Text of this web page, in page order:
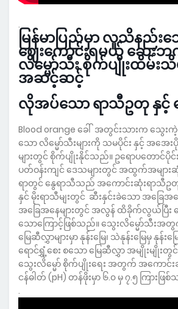
.
မြန်မာပြည်မှာ လူသိနည်း
ဈေးကောင်းရမယ့် ဆေး
လိမ္မော်သီး စိုက်ပျိုးထိမ်းသိ
အဆင့်ဆင့်
လိုအပ်သော ရာသီဥတု နှင့်
Blood orange ခေါ် အတွင်းသားက သွေး
သော လိမ္မော်သီးများကို သမပိုင်း နှင့် အအေ
များတွင် စိုက်ပျိုးနိုင်သည်။ ဥရောပတောင်ပို
ပတ်ဝန်းကျင် ဒေသများတွင် အထွက်အများ
ရာတွင် နွေရာသီသည် အကောင်းဆုံးရာသီဥတု
နှင် မိုးရာသီမျးတွင် ဆီးနှင်းခဲသော အခြေအ
အခြေအနေများတွင် အလွန် ထိခိုက်လွယ်ပြီး ရ
သောကြောင့်ဖြစ်သည်။ သွေးလိမ္မော်သီးအ
မြေဆီလွှာများမှာ နုန်းမြေ၊ သဲနုန်းမြေမှ နုန်း
ရောင်ရွှံ့စေး စသော မြေဆီလွှာ အမျိုးမျိုး
သွေးလိမ္မော် စိုက်ပျိုးရေး အတွက် အကောင်း
ငန်ဓါတ် (pH) တန်ဖိုးမှာ ၆.၀ မှ ၇.၅ ကြားဖြ
.